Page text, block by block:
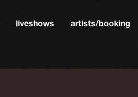
liveshows artists/booking